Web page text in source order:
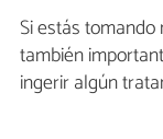
Si estás
también
ingerir algún